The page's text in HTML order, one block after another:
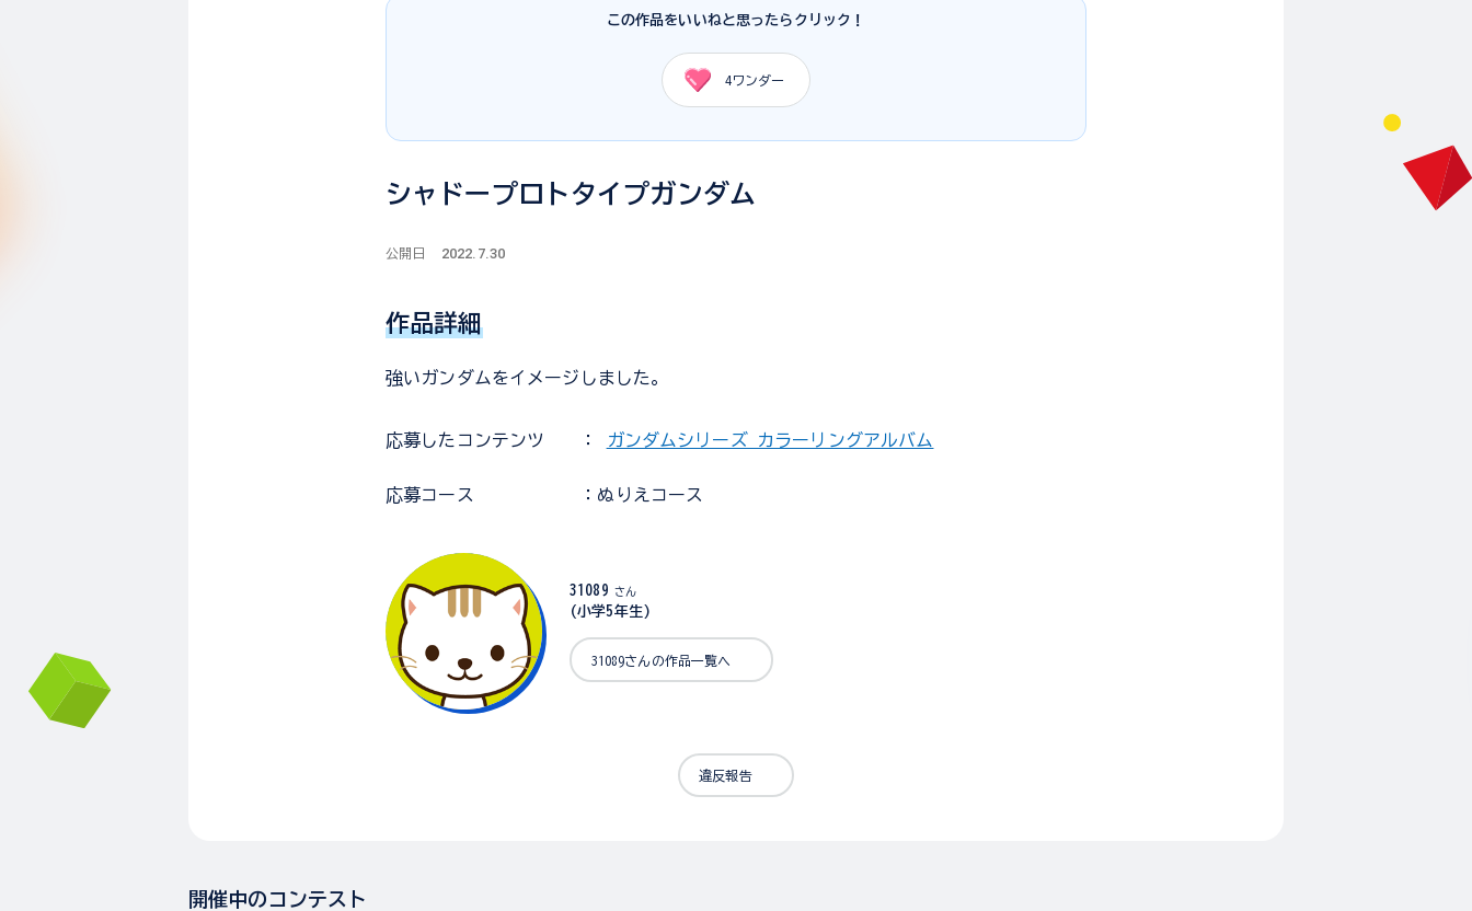
この作品をいいねと思ったらクリック！
4ワンダー
シャドープロトタイプガンダム
公開日 2022.7.30
作品詳細
強いガンダムをイメージしました。
応募した コンテンツ ： ガンダムシリーズ カラーリングアルバム
応募コース ：ぬりえコース
31089 さん
(小学5年生)
31089さんの作品一覧へ
違反報告
開催中のコンテスト